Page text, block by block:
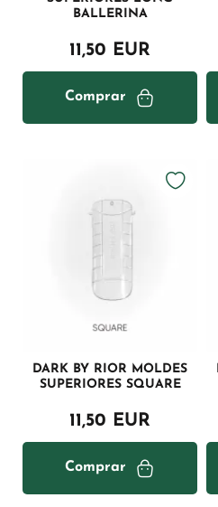
BALLERINA
11,50 EUR
Comprar
DARK BY RIOR MOLDES
SUPERIORES SQUARE
11,50 EUR
Comprar